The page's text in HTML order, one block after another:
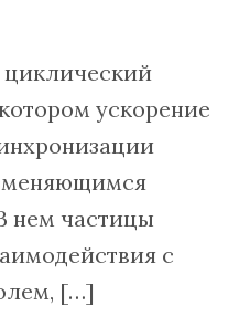
ускорение
нем частицы
с
[…]